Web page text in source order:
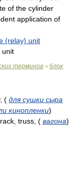
of the cylinder
application of
(relay) unit
unit
терминов > блок
( для сушки сыра
кинопленки)
truss, ( вагона)